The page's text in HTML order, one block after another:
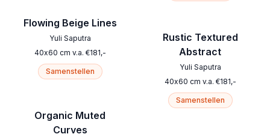
Flowing Beige Lines
Yuli Saputra
40x60 cm v.a. €181,-
Samenstellen
Organic Muted
Curves
Rustic Textured
Abstract
Yuli Saputra
40x60 cm v.a. €181,-
Samenstellen